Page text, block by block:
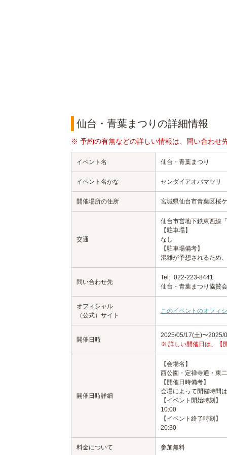
仙台・青葉まつりの詳細情報
※ 予約の有無などの詳しい情報は、問い合わせ
イベント名 仙台・青葉まつり
イベント名かな センダイアオバマツリ
開催場所の住所 宮城県仙台市青葉区桜
交通
仙台市営地下鉄東西線
【駐車場】
なし
【駐車場備考】
混雑が予想されるため
問い合わせ先
Tel: 022-223-8441
仙台・青葉まつり協賛
オフィシャル
（公式）サイト
このイベントのオフィ
開催日時
2025/05/17(土)〜2025/
※ 詳しい開催日は、【
開催日時詳細
【会場名】
西公園・定禅寺通・東
【開催日時備考】
会場によって開催時間
【イベント開始時刻】
10:00
【イベント終了時刻】
20:30
料金について 参加無料